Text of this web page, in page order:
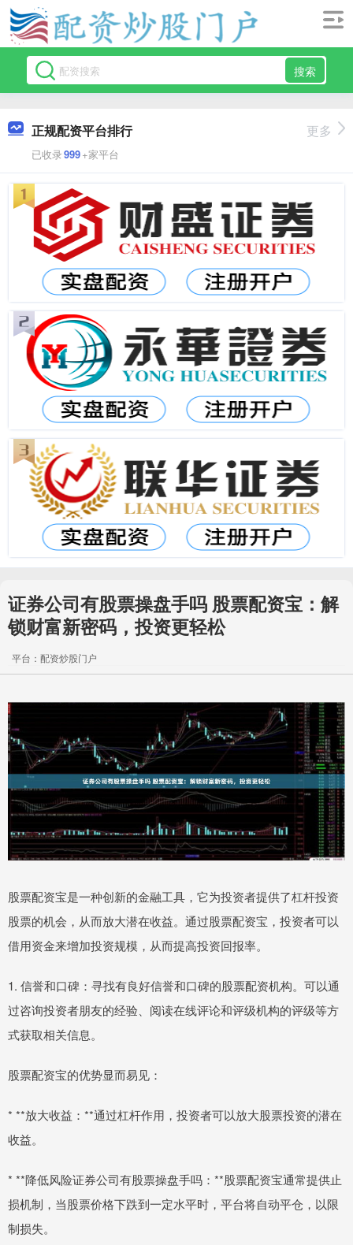
搜索
正规配资平台排行
已收录999+家平台
更多
证券公司有股票操盘手吗 股票配资宝：解
锁财富新密码，投资更轻松
平台：配资炒股门户
股票配资宝是一种创新的金融工具，它为投资者提供了杠杆投资
股票的机会，从而放大潜在收益。通过股票配资宝，投资者可以
借用资金来增加投资规模，从而提高投资回报率。
1. 信誉和口碑：寻找有良好信誉和口碑的股票配资机构。可以通
过咨询投资者朋友的经验、阅读在线评论和评级机构的评级等方
式获取相关信息。
股票配资宝的优势显而易见：
* **放大收益：**通过杠杆作用，投资者可以放大股票投资的潜在
收益。
* **降低风险证券公司有股票操盘手吗：**股票配资宝通常提供止
损机制，当股票价格下跌到一定水平时，平台将自动平仓，以限
制损失。